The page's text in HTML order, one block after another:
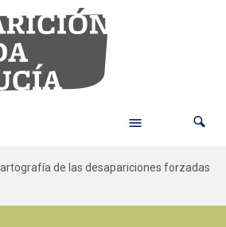
de las desapariciones forzadas